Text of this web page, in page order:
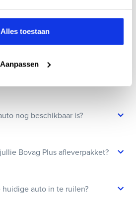
Alles toestaan
Aanpassen
maken?
nog beschikbaar is?
Bovag Plus afleverpakket?
auto in te ruilen?